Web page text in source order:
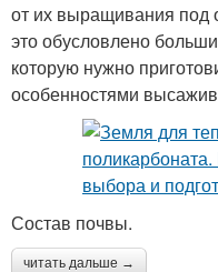
от их выращивания
это обусловлено
которую нужно
особенностями
Состав почвы.
читать дальше →